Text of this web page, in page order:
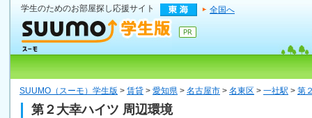
学生のためのお部屋探し応援サイト 全国へ
SUUMO（スーモ）学生版 > 賃貸 > 愛知県 > 名古屋市 > 名東区 > 一社駅 > 第
第２大幸ハイツ 周辺環境